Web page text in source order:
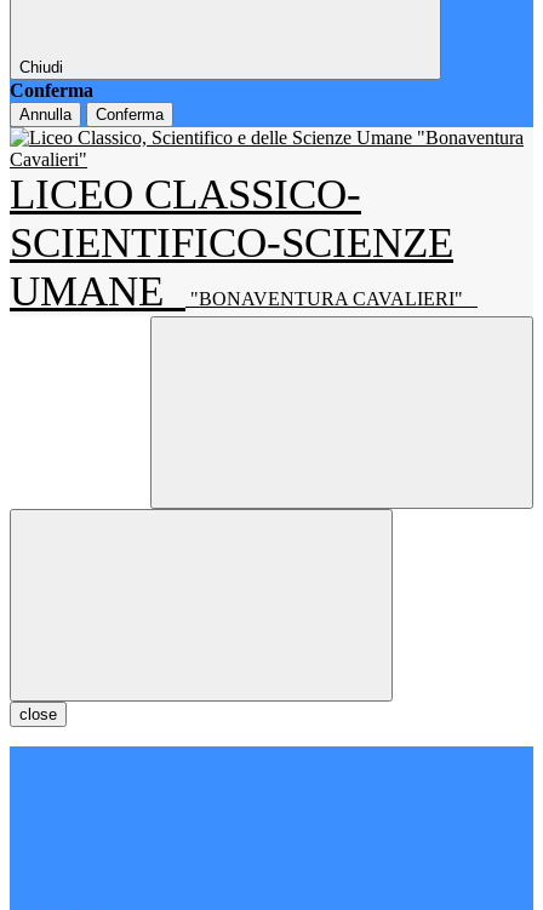
Chiudi
Conferma
Annulla Conferma
LICEO CLASSICO-
SCIENTIFICO-SCIENZE
UMANE
"BONAVENTURA CAVALIERI"
close